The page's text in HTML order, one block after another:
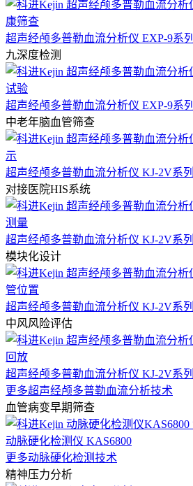
超声经颅多普勒血流分析仪 EXP-9系列
九深度检测
超声经颅多普勒血流分析仪 EXP-9系列
中老年脑血管筛查
超声经颅多普勒血流分析仪 KJ-2V系列
对接医院HIS系统
超声经颅多普勒血流分析仪 KJ-2V系列
模块化设计
超声经颅多普勒血流分析仪 KJ-2V系列
中风风险评估
超声经颅多普勒血流分析仪 KJ-2V系列
更多超声经颅多普勒血流分析技术
血管病变早期筛查
动脉硬化检测仪 KAS6800
更多动脉硬化检测技术
精神压力分析